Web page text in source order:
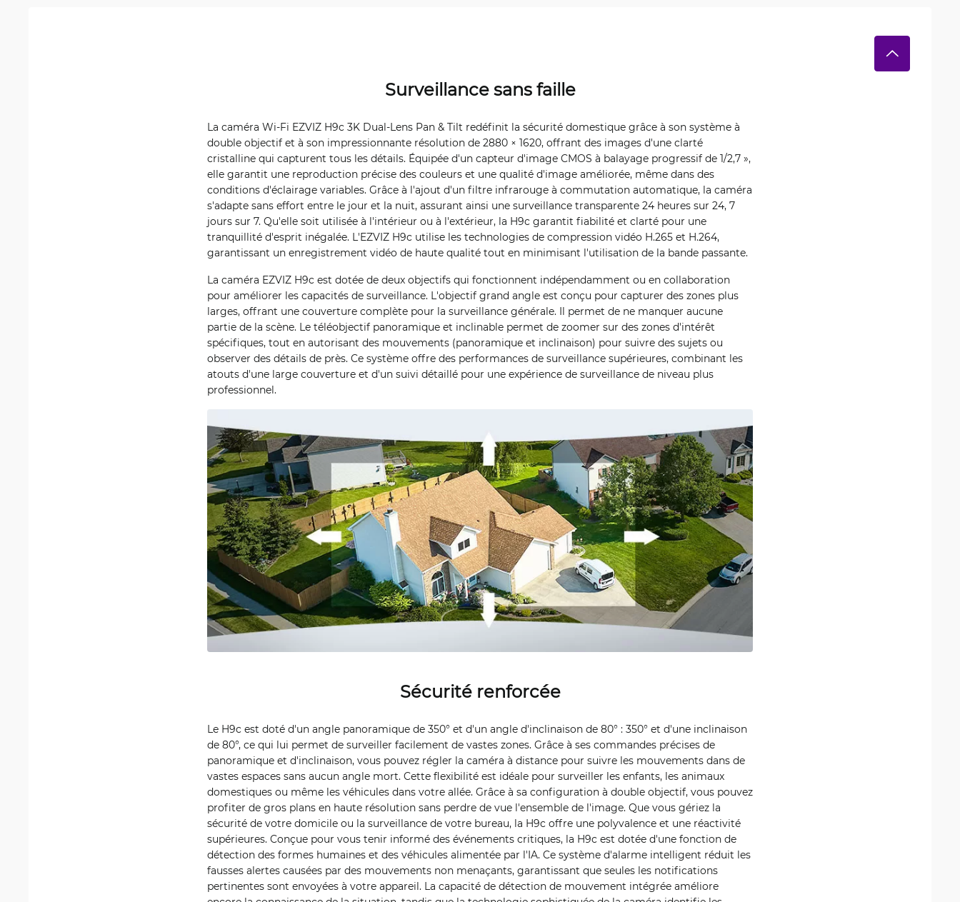
Surveillance sans faille
La caméra Wi-Fi EZVIZ H9c 3K Dual-Lens Pan & Tilt redéfinit la sécurité domestique grâce à son système à
double objectif et à son impressionnante résolution de 2880 × 1620, offrant des images d'une clarté
cristalline qui capturent tous les détails. Équipée d'un capteur d'image CMOS à balayage progressif de 1/2,7 »,
elle garantit une reproduction précise des couleurs et une qualité d'image améliorée, même dans des
conditions d'éclairage variables. Grâce à l'ajout d'un filtre infrarouge à commutation automatique, la caméra
s'adapte sans effort entre le jour et la nuit, assurant ainsi une surveillance transparente 24 heures sur 24, 7
jours sur 7. Qu'elle soit utilisée à l'intérieur ou à l'extérieur, la H9c garantit fiabilité et clarté pour une
tranquillité d'esprit inégalée. L'EZVIZ H9c utilise les technologies de compression vidéo H.265 et H.264,
garantissant un enregistrement vidéo de haute qualité tout en minimisant l'utilisation de la bande passante.
La caméra EZVIZ H9c est dotée de deux objectifs qui fonctionnent indépendamment ou en collaboration
pour améliorer les capacités de surveillance. L'objectif grand angle est conçu pour capturer des zones plus
larges, offrant une couverture complète pour la surveillance générale. Il permet de ne manquer aucune
partie de la scène. Le téléobjectif panoramique et inclinable permet de zoomer sur des zones d'intérêt
spécifiques, tout en autorisant des mouvements (panoramique et inclinaison) pour suivre des sujets ou
observer des détails de près. Ce système offre des performances de surveillance supérieures, combinant les
atouts d'une large couverture et d'un suivi détaillé pour une expérience de surveillance de niveau plus
professionnel.
Sécurité renforcée
Le H9c est doté d'un angle panoramique de 350° et d'un angle d'inclinaison de 80° : 350° et d'une inclinaison
de 80°, ce qui lui permet de surveiller facilement de vastes zones. Grâce à ses commandes précises de
panoramique et d'inclinaison, vous pouvez régler la caméra à distance pour suivre les mouvements dans de
vastes espaces sans aucun angle mort. Cette flexibilité est idéale pour surveiller les enfants, les animaux
domestiques ou même les véhicules dans votre allée. Grâce à sa configuration à double objectif, vous pouvez
profiter de gros plans en haute résolution sans perdre de vue l'ensemble de l'image. Que vous gériez la
sécurité de votre domicile ou la surveillance de votre bureau, la H9c offre une polyvalence et une réactivité
supérieures. Conçue pour vous tenir informé des événements critiques, la H9c est dotée d'une fonction de
détection des formes humaines et des véhicules alimentée par l'IA. Ce système d'alarme intelligent réduit les
fausses alertes causées par des mouvements non menaçants, garantissant que seules les notifications
pertinentes sont envoyées à votre appareil. La capacité de détection de mouvement intégrée améliore